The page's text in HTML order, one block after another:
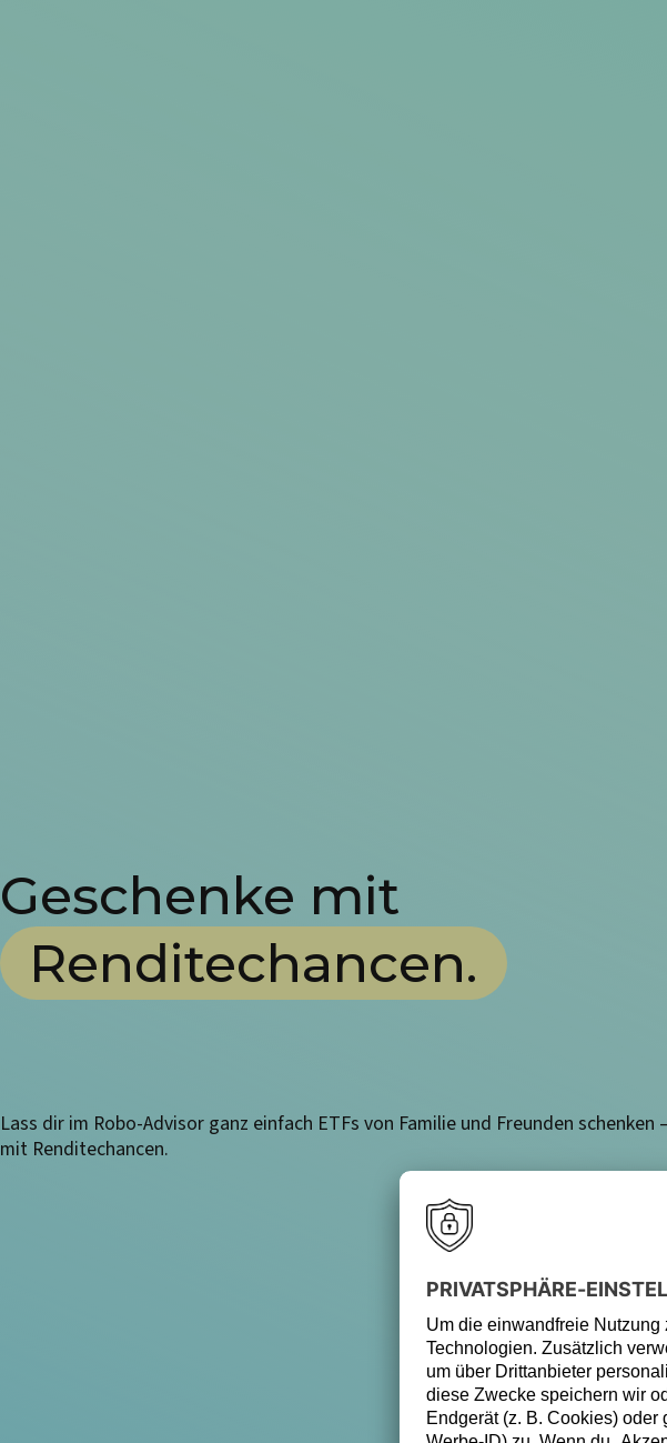
Geschenke mit
Renditechancen.
Lass dir im Robo-Advisor ganz einfach ETFs von Familie und Freunden schenken
mit Renditechancen.